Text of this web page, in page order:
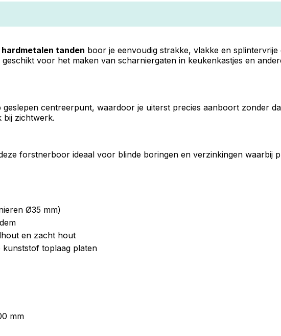
hardmetalen tanden boor je eenvoudig strakke, vlakke en
voor het maken van scharniergaten in keukenkastjes en
centreerpunt, waardoor je uiterst precies aanboort zonder
bij zichtwerk.
forstnerboor ideaal voor blinde boringen en verzinkingen waarbij
Ø35 mm)
en zacht hout
toplaag platen
mm